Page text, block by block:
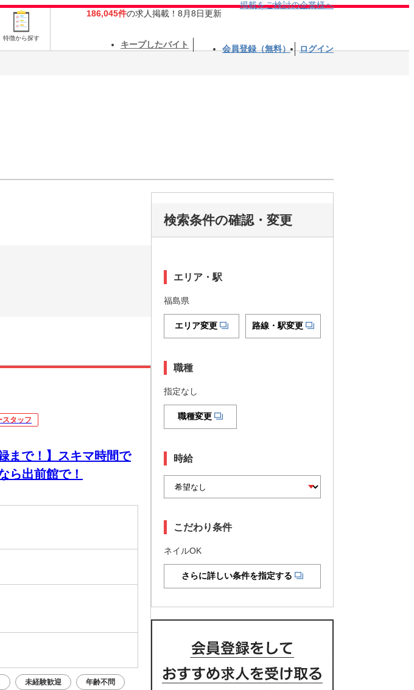
特徴から探す
186,045件の求人掲載！8月8日更新
掲載をご検討の企業様へ
キープしたバイト 会員登録（無料） ログイン
スタッフ
まで！】スキマ時間で
ら出前館で！
未経験歓迎 年齢不問
検索条件の確認・変更
エリア・駅
福島県
エリア変更 路線・駅変更
職種
指定なし
職種変更
時給
こだわり条件
ネイルOK
さらに詳しい条件を指定する